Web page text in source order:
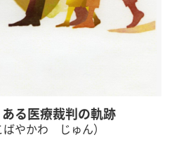
る医療裁判の軌跡
やかわ じゅん）